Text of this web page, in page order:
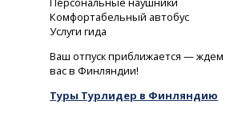
Комфортабельный автобус
Услуги гида
Ваш отпуск приближается — ждем
вас в Финляндии!
Туры Турлидер в Финляндию